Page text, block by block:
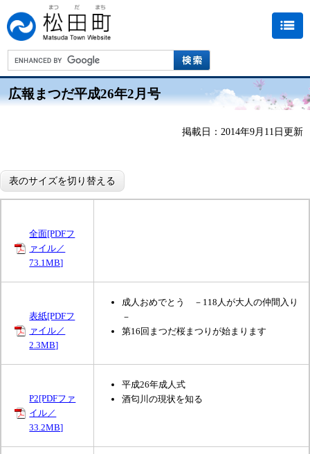
広報まつだ平成26年2月号
掲載日：2014年9月11日更新
表のサイズを切り替える
全面[PDFフ
ァイル／
73.1MB]
表紙[PDFフ
ァイル／
2.3MB]
成人おめでとう －118人が大人の仲間入り
－
第16回まつだ桜まつりが始まります
P2[PDFファ
イル／
33.2MB]
平成26年成人式
酒匂川の現状を知る